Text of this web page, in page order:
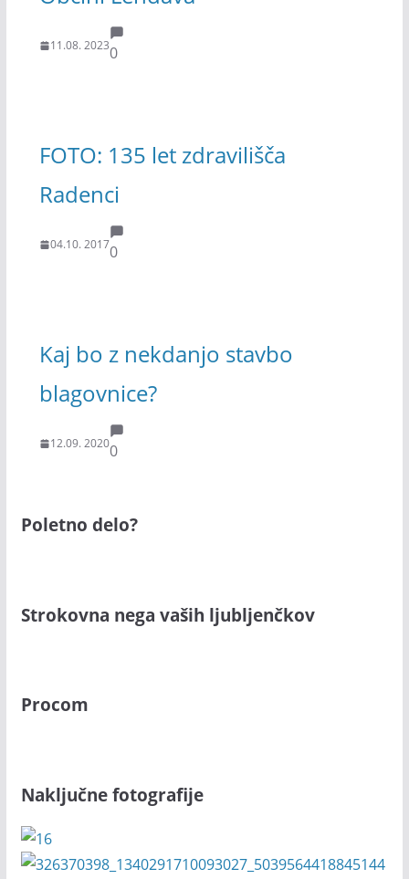
11.08. 20230
FOTO: 135 let zdravilišča
Radenci
04.10. 20170
Kaj bo z nekdanjo stavbo
blagovnice?
12.09. 20200
Poletno delo?
Strokovna nega vaših ljubljenčkov
Procom
Naključne fotografije